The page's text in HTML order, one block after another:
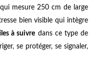
qui mesure 250 cm de large
bien visible qui intègre
à suivre dans ce type de
se protéger, se signaler,